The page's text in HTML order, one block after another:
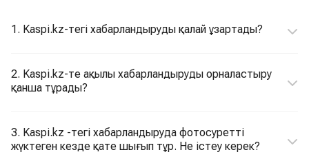
1. Kaspi.kz-тегі хабарландыруды қалай ұзартады?
2. Kaspi.kz-те ақылы хабарландыруды орналастыру
қанша тұрады?
3. Kaspi.kz -тегі хабарландыруда фотосуретті
жүктеген кезде қате шығып тұр. Не істеу керек?